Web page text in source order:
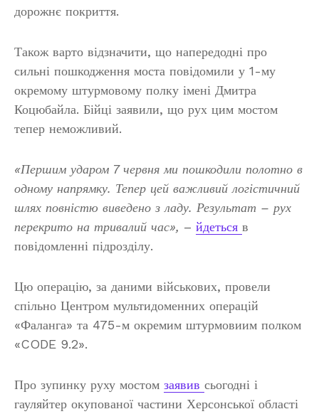
дорожнє покриття.
Також варто відзначити, що напередодні про
сильні пошкодження моста повідомили у 1-му
окремому штурмовому полку імені Дмитра
Коцюбайла. Бійці заявили, що рух цим мостом
тепер неможливий.
«Першим ударом 7 червня ми пошкодили полотно в
одному напрямку. Тепер цей важливий логістичний
шлях повністю виведено з ладу. Результат – рух
перекрито на тривалий час», – йдеться в
повідомленні підрозділу.
Цю операцію, за даними військових, провели
спільно Центром мультидоменних операцій
«Фаланга» та 475-м окремим штурмовиим полком
«CODE 9.2».
Про зупинку руху мостом заявив сьогодні і
гауляйтер окупованої частини Херсонської області